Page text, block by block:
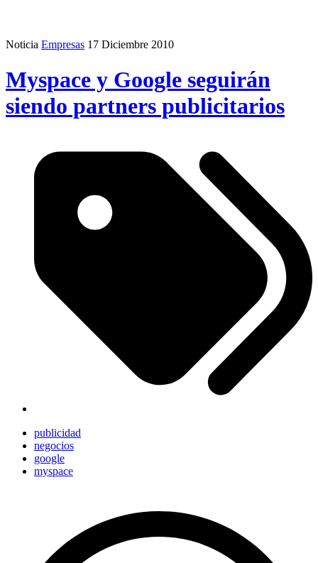
Noticia Empresas 17 Diciembre 2010
Myspace y Google seguirán
siendo partners publicitarios
publicidad
negocios
google
myspace